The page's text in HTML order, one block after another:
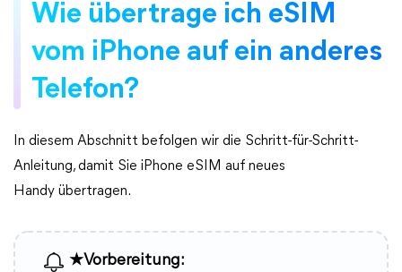
Wie übertrage ich eSIM
vom iPhone auf ein anderes
Telefon?
In diesem Abschnitt befolgen wir die Schritt-für-Schritt-
Anleitung, damit Sie iPhone eSIM auf neues
Handy übertragen.
★Vorbereitung: